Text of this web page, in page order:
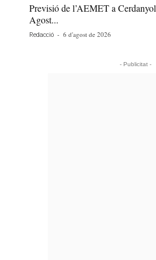
Previsió de l’AEMET a
Agost...
Redacció - 6 d'agost de 2026
- Publicitat -